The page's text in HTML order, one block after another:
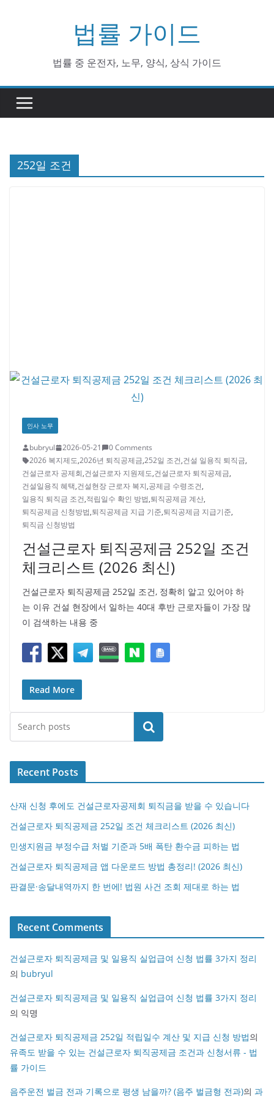
법률 가이드
법률 중 운전자, 노무, 양식, 상식 가이드
252일 조건
인사 노무
bubryul 2026-05-21
0 Comments
2026 복지제도,2026년 퇴직공제금,252일 조건,건설 일용직 퇴직금,
건설근로자 공제회,건설근로자 지원제도,건설근로자 퇴직공제금,
건설일용직 혜택,건설현장 근로자 복지,공제금 수령조건,
일용직 퇴직금 조건,적립일수 확인 방법,퇴직공제금 계산,
퇴직공제금 신청방법,퇴직공제금 지급 기준,퇴직공제금 지급기준,
퇴직금 신청방법
건설근로자 퇴직공제금 252일 조건
체크리스트 (2026 최신)
건설근로자 퇴직공제금 252일 조건, 정확히 알고 있어야 하
는 이유 건설 현장에서 일하는 40대 후반 근로자들이 가장 많
이 검색하는 내용 중
Read More
검색
Recent Posts
산재 신청 후에도 건설근로자공제회 퇴직금을 받을 수 있습니다
건설근로자 퇴직공제금 252일 조건 체크리스트 (2026 최신)
민생지원금 부정수급 처벌 기준과 5배 폭탄 환수금 피하는 법
건설근로자 퇴직공제금 앱 다운로드 방법 총정리! (2026 최신)
판결문·송달내역까지 한 번에! 법원 사건 조회 제대로 하는 법
Recent Comments
건설근로자 퇴직공제금 및 일용직 실업급여 신청 법률 3가지 정리
의 bubryul
건설근로자 퇴직공제금 및 일용직 실업급여 신청 법률 3가지 정리
의 익명
건설근로자 퇴직공제금 252일 적립일수 계산 및 지급 신청 방법의
유족도 받을 수 있는 건설근로자 퇴직공제금 조건과 신청서류 - 법
률 가이드
음주운전 벌금 전과 기록으로 평생 남을까? (음주 벌금형 전과)의 과